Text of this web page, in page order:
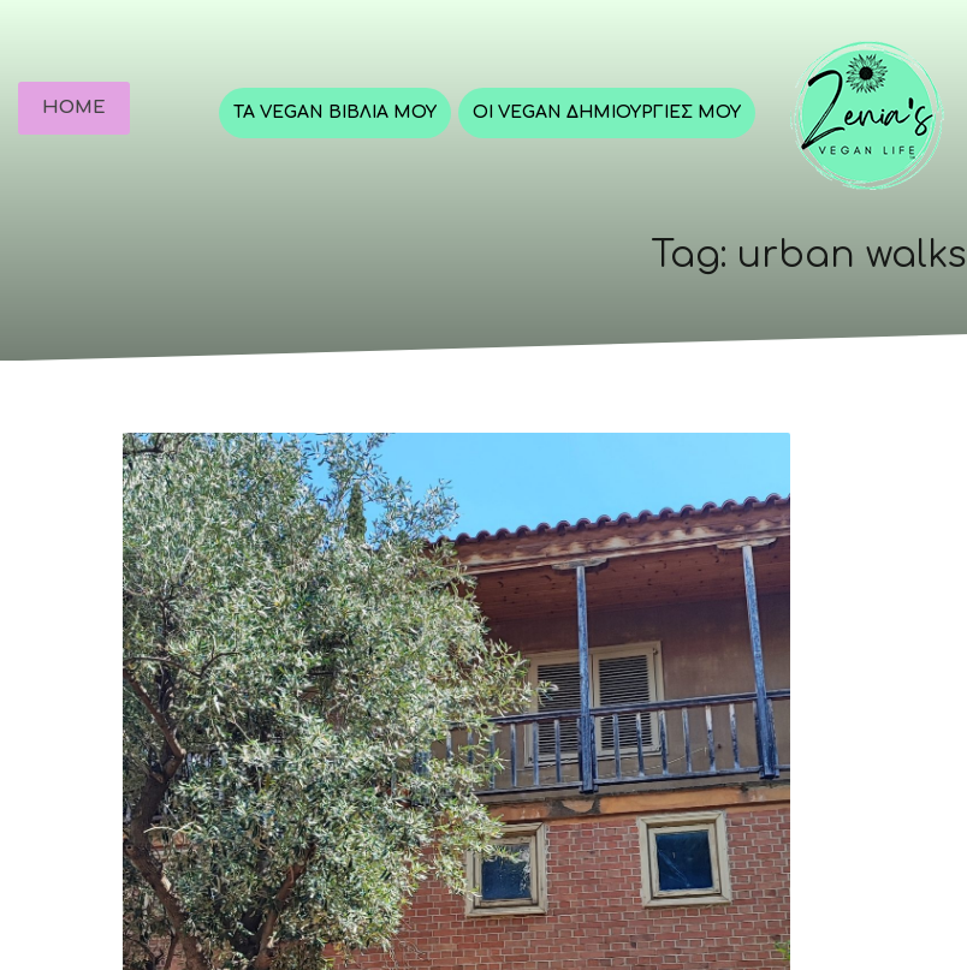
ΤΑ VEGAN ΒΙΒΛΊΑ ΜΟΥ ΟΙ VEGAN ΔΗΜΙΟΥΡΓΊΕΣ ΜΟΥ
HOME
Tag: urban walks